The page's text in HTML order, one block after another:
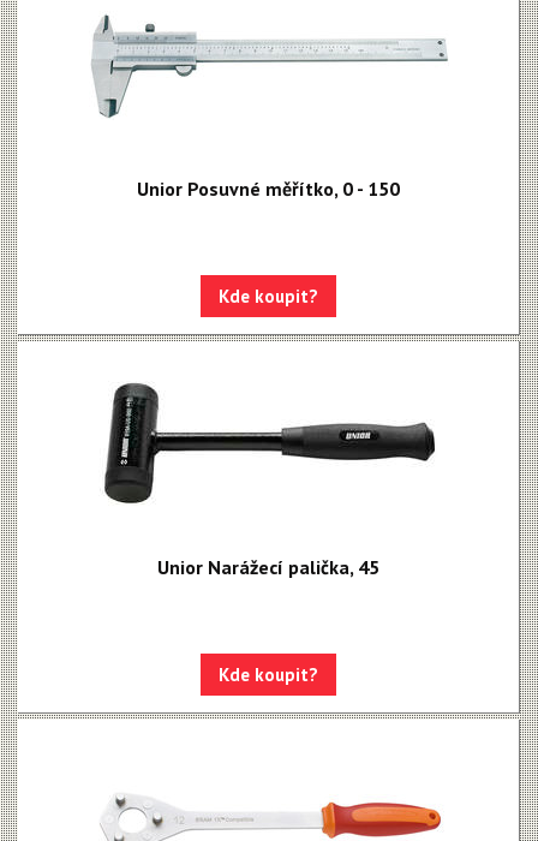
Unior Posuvné měřítko, 0 - 150
Kde koupit?
Unior Narážecí palička, 45
Kde koupit?